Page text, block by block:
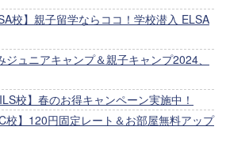
校】親子留学ならココ！学校潜入 ELSA
ジュニアキャンプ＆親子キャンプ2024、
校】春のお得キャンペーン実施中！
校】120円固定レート＆お部屋無料アップ